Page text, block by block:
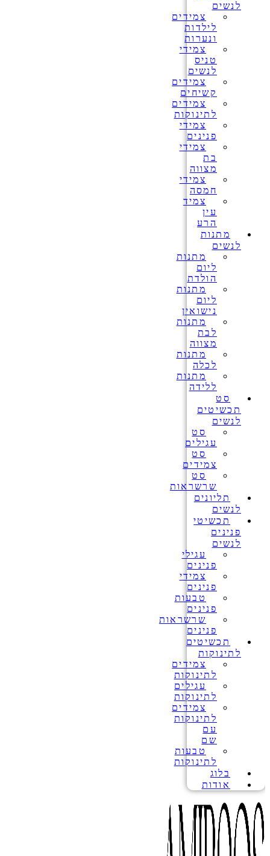
לנשים
צמידים
לילדות
ונערות
צמידי
טניס
לנשים
צמידים
קשיחים
צמידים
לתינוקות
צמידי
פנינים
צמידי
בת
מצווה
צמידי
חמסה
צמיד
עין
הרע
מתנות
לנשים
מתנות
ליום
הולדת
מתנות
ליום
נישואין
מתנות
לבת
מצווה
מתנות
לכלה
מתנות
ללידה
סט
תכשיטים
לנשים
סט
עגילים
סט
צמידים
סט
שרשראות
תליונים
לנשים
תכשיטי
פנינים
לנשים
עגילי
פנינים
צמידי
פנינים
טבעות
פנינים
שרשראות
פנינים
תכשיטים
לתינוקות
צמידים
לתינוקות
עגילים
לתינוקות
צמידים
לתינוקות
עם
שם
טבעות
לתינוקות
בלוג
אודות